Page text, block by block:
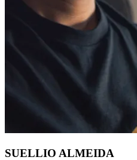
SUELLIO ALMEIDA